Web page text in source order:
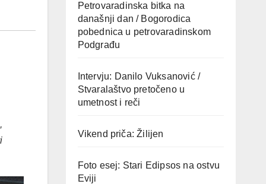
,
Petrovaradinska bitka na
današnji dan / Bogorodica
pobednica u petrovaradinskom
Podgrađu
Intervju: Danilo Vuksanović /
Stvaralaštvo pretočeno u
umetnost i reči
Vikend priča: Žilijen
Foto esej: Stari Edipsos na ostvu
Eviji